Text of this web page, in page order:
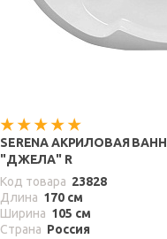
SERENA АКРИЛОВАЯ
"ДЖЕЛА" R
Код товара 23828
Длина 170 см
Ширина 105 см
Страна Россия